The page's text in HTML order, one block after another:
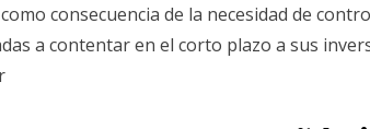
consecuencia de la necesidad de
a contentar en el corto plazo a sus